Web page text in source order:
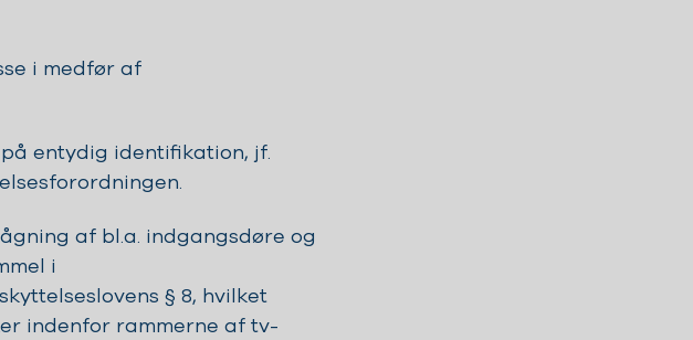
i medfør af
entydig identifikation, jf.
af bl.a. indgangsdøre og
i
§ 8, hvilket
indenfor rammerne af tv-